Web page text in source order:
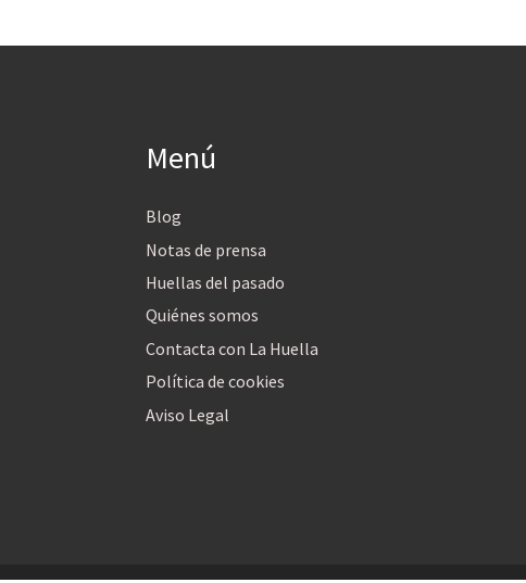
Menú
Blog
Notas de prensa
Huellas del pasado
Quiénes somos
Contacta con La Huella
Política de cookies
Aviso Legal